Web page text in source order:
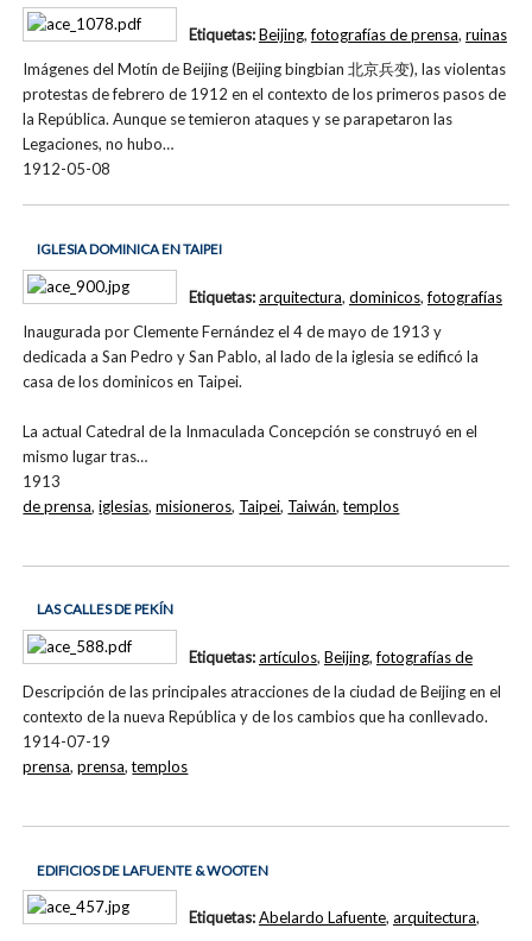
Imágenes del Motín de Beijing (Beijing bingbian 北京兵变), las violentas
protestas de febrero de 1912 en el contexto de los primeros pasos de
la República. Aunque se temieron ataques y se parapetaron las
Legaciones, no hubo…
1912-05-08
Etiquetas:Beijing,fotografías de prensa, ruinas
IGLESIA DOMINICA EN TAIPEI
Inaugurada por Clemente Fernández el 4 de mayo de 1913 y
dedicada a San Pedro y San Pablo, al lado de la iglesia se edificó la
casa de los dominicos en Taipei.
La actual Catedral de la Inmaculada Concepción se construyó en el
mismo lugar tras…
1913
Etiquetas:arquitectura, dominicos,fotografías
de prensa,iglesias,misioneros, Taipei, Taiwán,templos
LAS CALLES DE PEKÍN
Descripción de las principales atracciones de la ciudad de Beijing en el
contexto de la nueva República y de los cambios que ha conllevado.
1914-07-19
Etiquetas:artículos, Beijing,fotografías de
prensa,prensa,templos
EDIFICIOS DE LAFUENTE & WOOTEN
Etiquetas:Abelardo Lafuente, arquitectura,